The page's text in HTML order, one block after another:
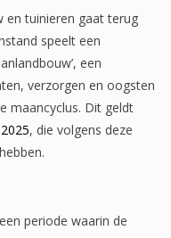
en tuinieren gaat terug
speelt een
een
verzorgen en oogsten
maancyclus. Dit geldt
, die volgens deze
periode waarin de